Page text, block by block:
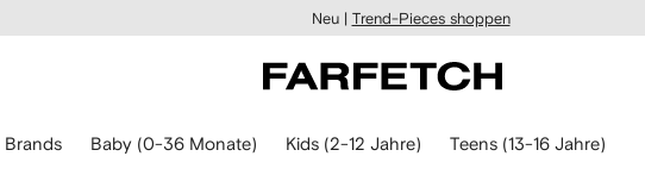
Neu | Trend-Pieces shoppen
Brands Baby (0-36 Monate) Kids (2-12 Jahre) Teens (13-16 Jahre)